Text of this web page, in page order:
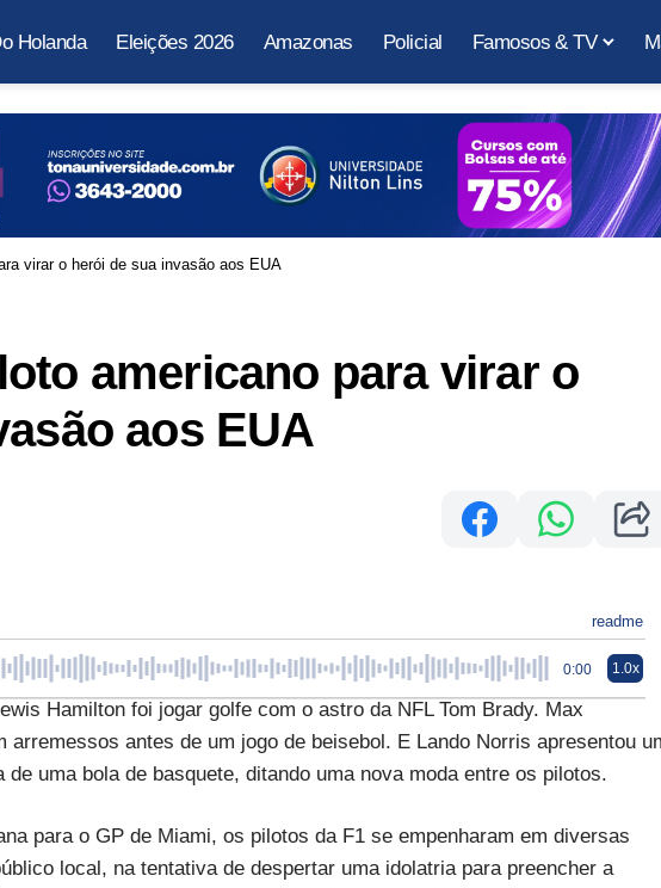
Holanda Eleições 2026 Amazonas Policial Famosos & TV
virar o herói de sua invasão aos EUA
americano para virar o
aos EUA
readme
0:00 1.0x
Hamilton foi jogar golfe com o astro da NFL Tom Brady. Max
arremessos antes de um jogo de beisebol. E Lando Norris apresentou
uma bola de basquete, ditando uma nova moda entre os pilotos.
para o GP de Miami, os pilotos da F1 se empenharam em diversas
local, na tentativa de despertar uma idolatria para preencher a